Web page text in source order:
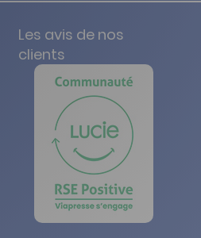
Les avis de nos
clients